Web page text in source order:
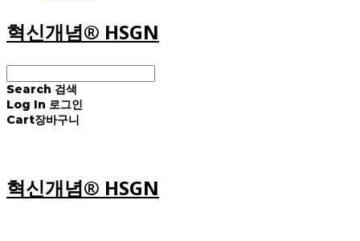
혁신개념® HSGN
Search 검색
Log In 로그인
Cart장바구니
혁신개념® HSGN